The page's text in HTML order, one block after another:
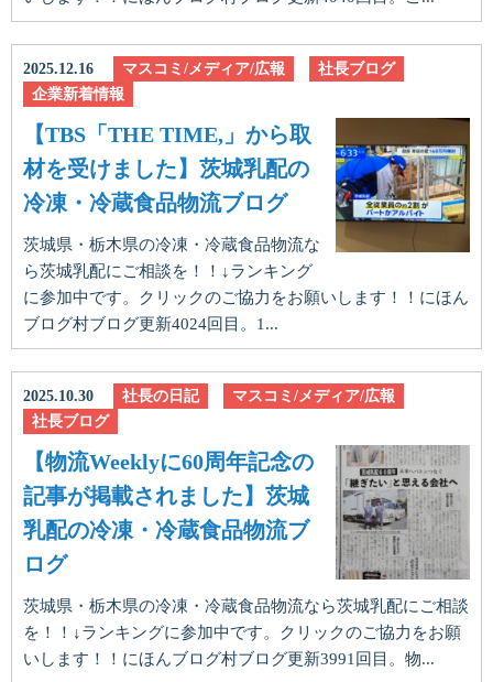
2025.12.16 マスコミ/メディア/広報
社長ブログ
企業新着情報
【TBS「THE TIME,」から取
材を受けました】茨城乳配の
冷凍・冷蔵食品物流ブログ
茨城県・栃木県の冷凍・冷蔵食品物流な
ら茨城乳配にご相談を！！↓ランキング
に参加中です。クリックのご協力をお願いします！！にほん
ブログ村ブログ更新4024回目。1...
2025.10.30 社長の日記
マスコミ/メディア/広報
社長ブログ
【物流Weeklyに60周年記念の
記事が掲載されました】茨城
乳配の冷凍・冷蔵食品物流ブ
ログ
茨城県・栃木県の冷凍・冷蔵食品物流なら茨城乳配にご相談
を！！↓ランキングに参加中です。クリックのご協力をお願
いします！！にほんブログ村ブログ更新3991回目。物...